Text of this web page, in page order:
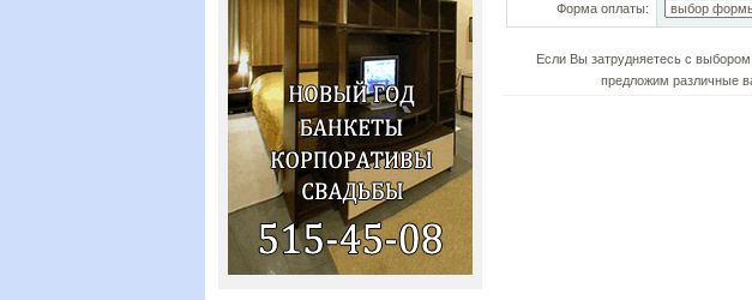
Форма оплаты:
Если Вы затрудняетесь с
предложим различные